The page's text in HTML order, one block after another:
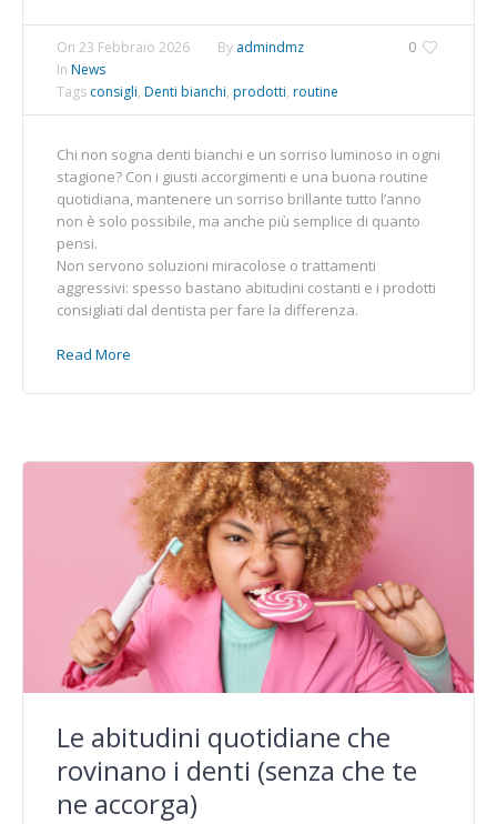
0
On 23 Febbraio 2026 By admindmz
In News
Tags consigli, Denti bianchi, prodotti, routine
Chi non sogna denti bianchi e un sorriso luminoso in ogni
stagione? Con i giusti accorgimenti e una buona routine
quotidiana, mantenere un sorriso brillante tutto l’anno
non è solo possibile, ma anche più semplice di quanto
pensi.
Non servono soluzioni miracolose o trattamenti
aggressivi: spesso bastano abitudini costanti e i prodotti
consigliati dal dentista per fare la differenza.
Read More
Le abitudini quotidiane che
rovinano i denti (senza che te
ne accorga)